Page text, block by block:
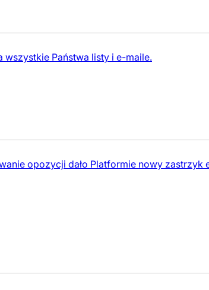
Państwa listy i e-maile.
opozycji dało Platformie nowy zastrzyk